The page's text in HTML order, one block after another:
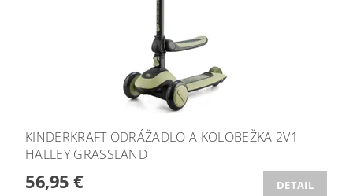
KINDERKRAFT ODRÁŽADLO A KOLOBEŽKA 2V1
HALLEY GRASSLAND
56,95 € DETAIL